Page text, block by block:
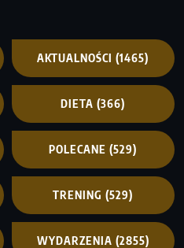
AKTUALNOŚCI (1465)
DIETA (366)
POLECANE (529)
TRENING (529)
WYDARZENIA (2855)